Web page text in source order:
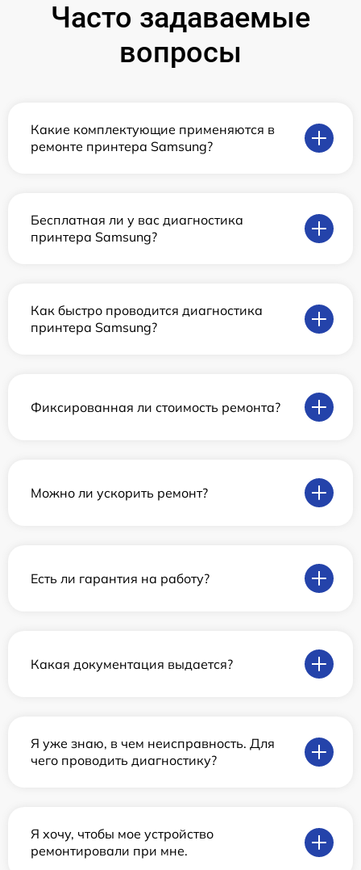
Часто задаваемые
вопросы
Какие комплектующие применяются в
ремонте принтера Samsung?
Бесплатная ли у вас диагностика
принтера Samsung?
Как быстро проводится диагностика
принтера Samsung?
Фиксированная ли стоимость ремонта?
Можно ли ускорить ремонт?
Есть ли гарантия на работу?
Какая документация выдается?
Я уже знаю, в чем неисправность. Для
чего проводить диагностику?
Я хочу, чтобы мое устройство
ремонтировали при мне.